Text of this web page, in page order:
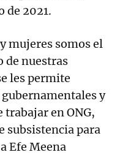
de 2021.
mujeres somos el
de nuestras
les permite
y
trabajar en ONG,
subsistencia para
Efe Meena